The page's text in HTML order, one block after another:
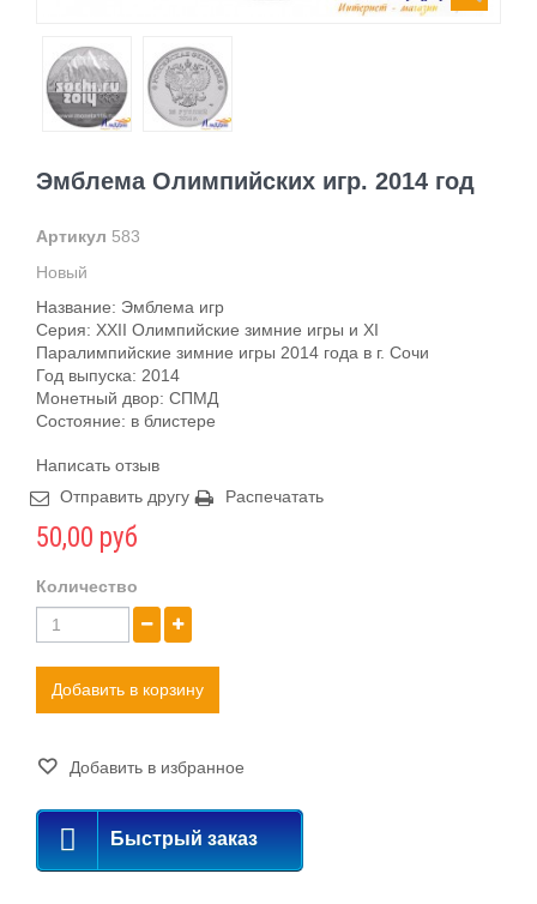
Эмблема Олимпийских игр. 2014 год
Артикул 583
Новый
Название: Эмблема игр
Серия: XXII Олимпийские зимние игры и XI
Паралимпийские зимние игры 2014 года в г. Сочи
Год выпуска: 2014
Монетный двор: СПМД
Состояние: в блистере
Написать отзыв
Отправить другу
Распечатать
50,00 руб
Количество
Добавить в корзину
Добавить в избранное
Быстрый заказ